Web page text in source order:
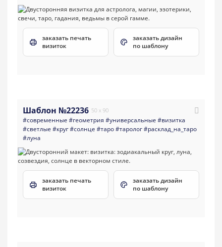
заказать печать
визиток
заказать дизайн
по шаблону
Шаблон №22236 50 x 90
#современные #геометрия #универсальные #визитка
#светлые #круг#солнце #таро#таролог#расклад_на_таро
#луна
заказать печать
визиток
заказать дизайн
по шаблону